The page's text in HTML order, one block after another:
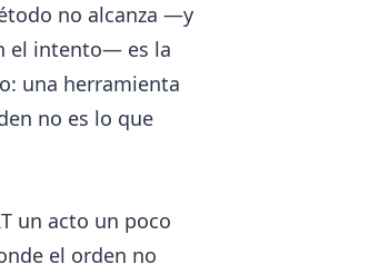
no alcanza —y
el intento— es la
una herramienta
no es lo que
un acto un poco
el orden no